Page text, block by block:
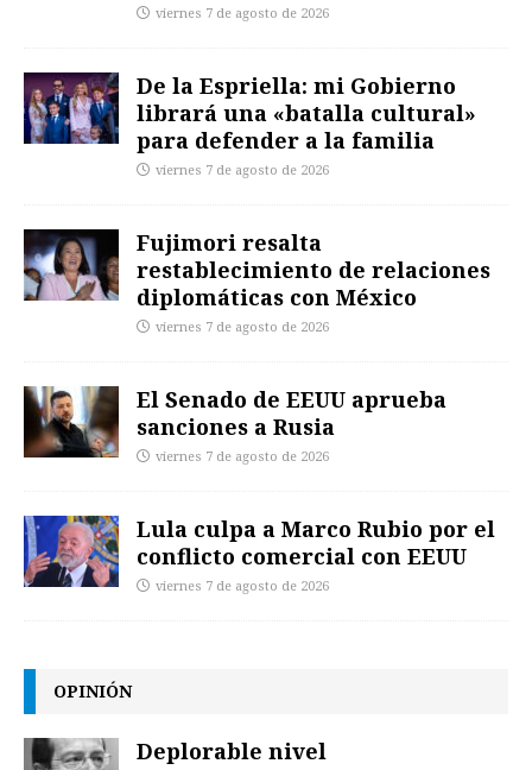
viernes 7 de agosto de 2026
De la Espriella: mi Gobierno
librará una «batalla cultural»
para defender a la familia
viernes 7 de agosto de 2026
Fujimori resalta
restablecimiento de relaciones
diplomáticas con México
viernes 7 de agosto de 2026
El Senado de EEUU aprueba
sanciones a Rusia
viernes 7 de agosto de 2026
Lula culpa a Marco Rubio por el
conflicto comercial con EEUU
viernes 7 de agosto de 2026
OPINIÓN
Deplorable nivel